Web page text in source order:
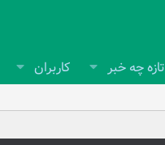
تازه چه خبر کاربران